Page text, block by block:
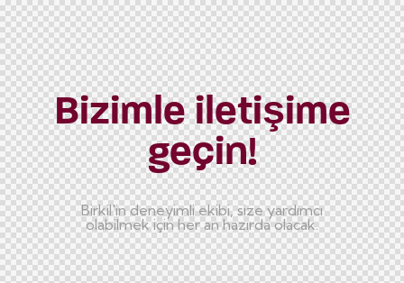
Bizimle iletişime
geçin!
Birkil'in deneyimli ekibi, size yardımcı
olabilmek için her an hazırda olacak.